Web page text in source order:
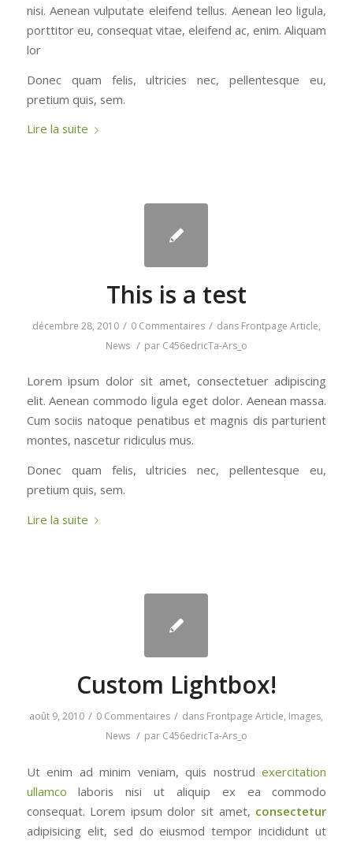
nisi. Aenean vulputate eleifend tellus. Aenean leo ligula,
porttitor eu, consequat vitae, eleifend ac, enim. Aliquam
lor
Donec quam felis, ultricies nec, pellentesque eu,
pretium quis, sem.
Lire la suite
This is a test
décembre 28, 2010 / 0 Commentaires / dans Frontpage Article,
News / par C456edricTa-Ars_o
Lorem ipsum dolor sit amet, consectetuer adipiscing
elit. Aenean commodo ligula eget dolor. Aenean massa.
Cum sociis natoque penatibus et magnis dis parturient
montes, nascetur ridiculus mus.
Donec quam felis, ultricies nec, pellentesque eu,
pretium quis, sem.
Lire la suite
Custom Lightbox!
août 9, 2010 / 0 Commentaires / dans Frontpage Article, Images,
News / par C456edricTa-Ars_o
Ut enim ad minim veniam, quis nostrudexercitation
ullamco laboris nisi ut aliquip ex ea commodo
consequat. Lorem ipsum dolor sit amet, consectetur
adipisicing elit, sed do eiusmod tempor incididunt ut